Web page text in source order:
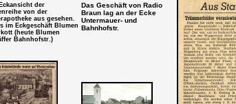
der
von der
aus gesehen.
im Eckgeschäft Blumen
(heute Blumen
Bahnhofstr.)
Das Geschäft von Radio
Braun lag an der Ecke
Untermauer- und
Bahnhofstr.